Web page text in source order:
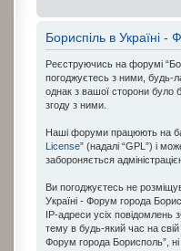
Бориспіль в Україні
Реєструючись на форумі
погоджуєтесь з ними, будь-
однак з вашої сторони було
згоду з ними.
Наші форуми працюють на
License” (надалі “GPL”) і
забороняється
Ви погоджуєтесь не
Україні - Форум города
IP-адреси усіх повідомлень
тему в будь-який час на
Форум города Борисполь”, ні